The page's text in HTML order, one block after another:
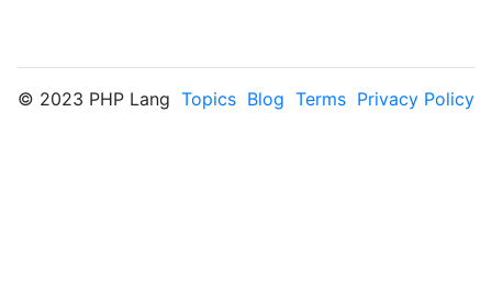
© 2023 PHP Lang Topics Blog Terms Privacy Policy